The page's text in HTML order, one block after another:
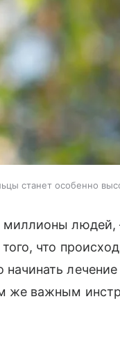
станет особенно
миллионы
что
же важным